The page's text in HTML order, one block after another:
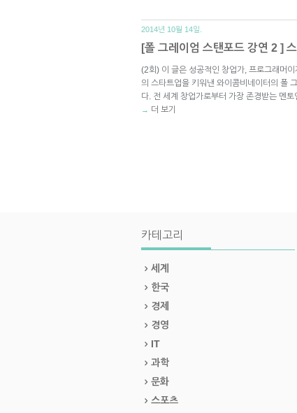
2014년 10월 14일.
[폴 그레이엄 스탠포드 강연 2 ]
(2회) 이 글은 성공적인 창업가, 프로그래머
의 스타트업을 키워낸 와이콤비네이터의 폴
다. 전 세계 창업가로부터 가장 존경받는 멘
→ 더 보기
카테고리
세계
한국
경제
경영
IT
과학
문화
스포츠